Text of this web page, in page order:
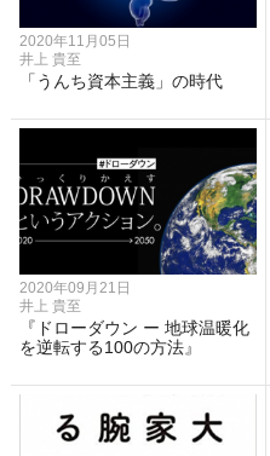
2020年11月05日
井上 貴至
「うんち資本主義」の時代
2020年09月21日
井上 貴至
『ドローダウン ー 地球温暖化
を逆転する100の方法』